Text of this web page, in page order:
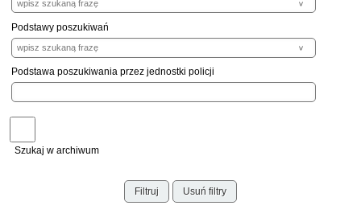
Podstawy poszukiwań
Podstawa poszukiwania przez jednostki policji
Szukaj w archiwum
Filtruj Usuń filtry